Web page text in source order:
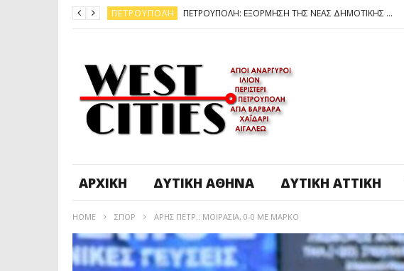
ΠΕΤΡΟΎΠΟΛΗ ΠΕΤΡΟΥΠΟΛΗ: ΕΞΟΡΜΗΣΗ ΤΗΣ ΝΕΑΣ ΔΗΜΟΤΙΚΗΣ ΑΡΧΗΣ ΣΤΑ ΣΧΟΛΕΙΑ
ΠΕΤΡΟΎΠΟΛΗ
ΠΕΤΡΟΎΠΟΛΗ
ΔΥΤΙΚΉ ΑΤΤΙΚΉ ΚΑΙΡΟΣ: ΕΡΧΟΝΤΑΙ ΧΙΟΝΙΑ
ΠΕΤΡΟΎΠΟΛΗ
ΑΡΧΙΚΉ ΔΥΤΙΚΉ ΑΘΉΝΑ ΔΥΤΙΚΉ ΑΤΤΙΚΉ
HOME ΣΠΟΡ ΑΡΗΣ ΠΕΤΡ.: ΜΟΙΡΑΣΙΑ, 0-0 ΜΕ ΜΑΡΚΟ